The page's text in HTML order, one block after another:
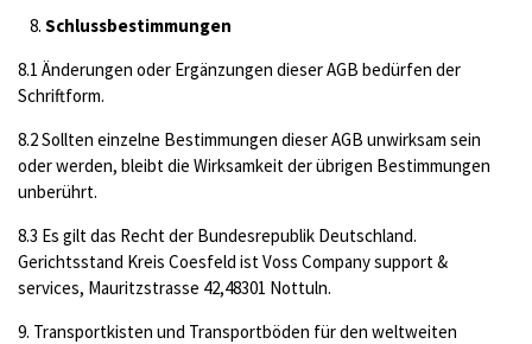
Schlussbestimmungen
8.1 Änderungen oder Ergänzungen dieser AGB bedürfen der
Schriftform.
8.2 Sollten einzelne Bestimmungen dieser AGB unwirksam sein
oder werden, bleibt die Wirksamkeit der übrigen Bestimmungen
unberührt.
8.3 Es gilt das Recht der Bundesrepublik Deutschland.
Gerichtsstand Kreis Coesfeld ist Voss Company support &
services, Mauritzstrasse 42,48301 Nottuln.
9. Transportkisten und Transportböden für den weltweiten